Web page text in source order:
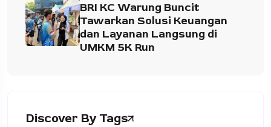
BRI KC Warung Buncit
Tawarkan Solusi Keuangan
dan Layanan Langsung di
UMKM 5K Run
Discover By Tags